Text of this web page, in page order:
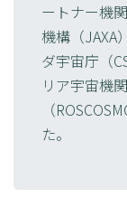
ートナー機
機構（JAXA
ダ宇宙庁（
リア宇宙機
（
た。